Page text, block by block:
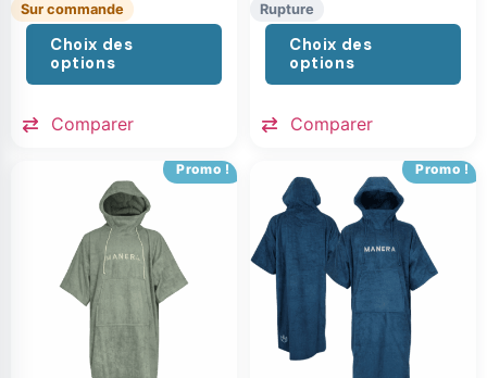
Sur commande
Choix des
options
Comparer
Rupture
Choix des
options
Comparer
Promo ! Promo !